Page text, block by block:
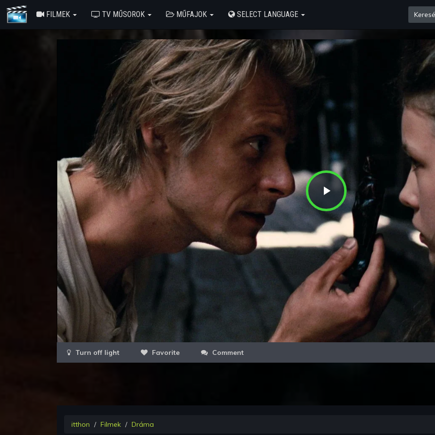
FILMEK TV MŰSOROK MŰFAJOK SELECT LANGUAGE
Play
Video
Favorite Comment
itthon Filmek Dráma